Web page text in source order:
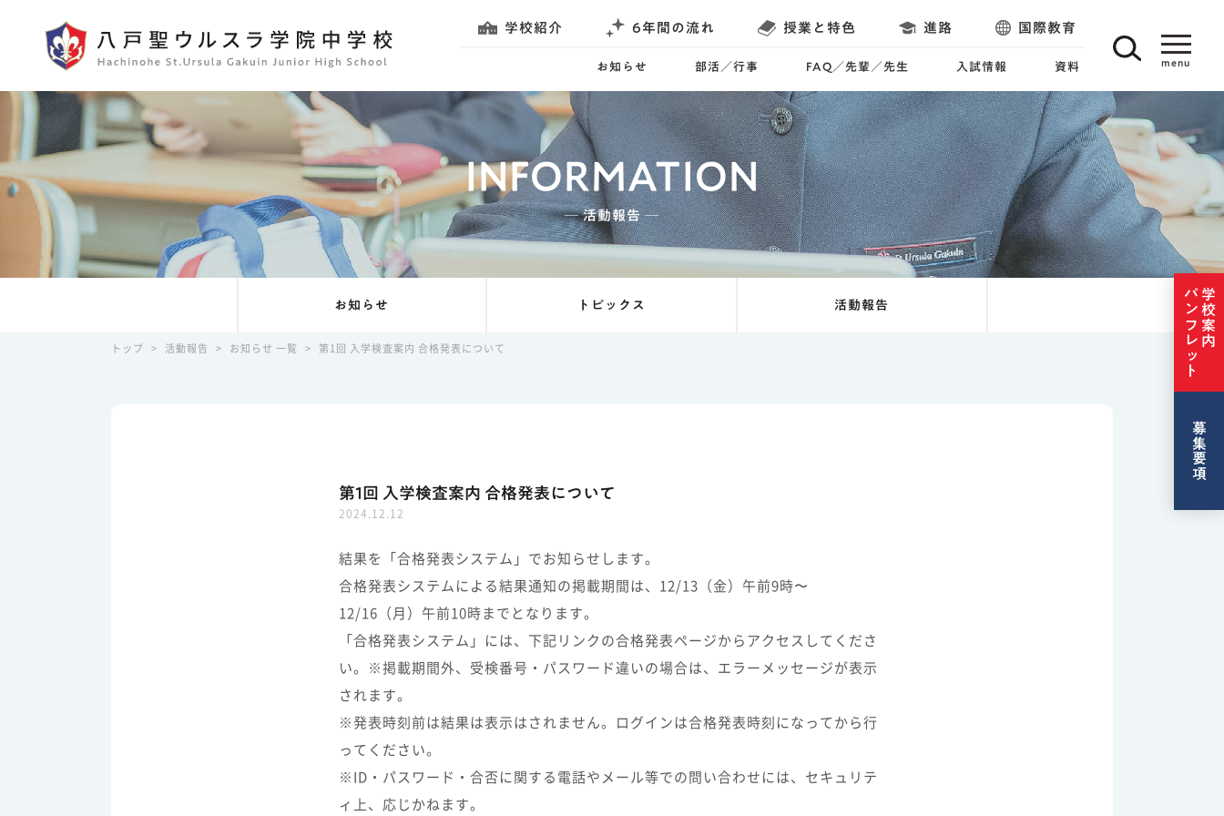
学校案内
パンフレット
募集要項
学校紹介 6年間の流れ 授業と特色 進路 国際教育
お知らせ 部活／行事 FAQ／先輩／先生 入試情報 資料
INFORMATION
─ 活動報告 ─
お知らせ トピックス 活動報告
トップ > 活動報告 > お知らせ 一覧 > 第1回 入学検査案内 合格発表について
第1回 入学検査案内 合格発表について
2024.12.12
結果を「合格発表システム」でお知らせします。
合格発表システムによる結果通知の掲載期間は、12/13（金）午前9時〜
12/16（月）午前10時までとなります。
「合格発表システム」には、下記リンクの合格発表ページからアクセスしてくださ
い。※掲載期間外、受検番号・パスワード違いの場合は、エラーメッセージが表示
されます。
※発表時刻前は結果は表示はされません。ログインは合格発表時刻になってから行
ってください。
※ID・パスワード・合否に関する電話やメール等での問い合わせには、セキュリテ
ィ上、応じかねます。